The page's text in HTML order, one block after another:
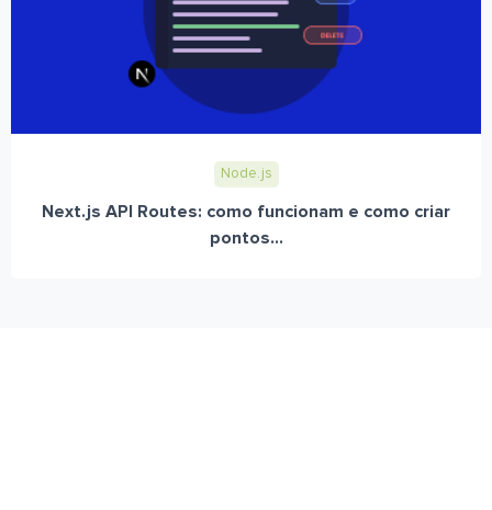
Node.js
Next.js API Routes: como funcionam e como criar
pontos...